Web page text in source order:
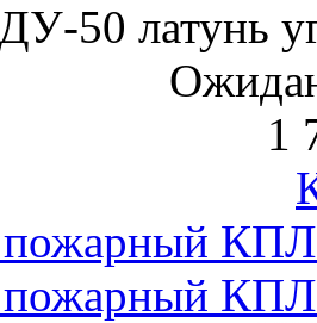
50 латунь
1
пожарный
пожарный